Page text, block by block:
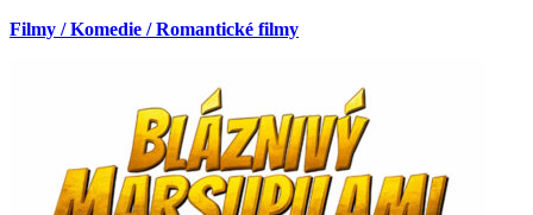
Filmy / Komedie / Romantické filmy